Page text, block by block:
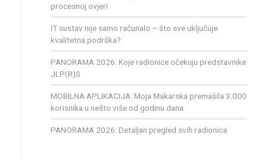
procesnoj ovjeri
IT sustav nije samo računalo – što sve uključuje
kvalitetna podrška?
PANORAMA 2026: Koje radionice očekuju predstavnike
JLP(R)S
MOBILNA APLIKACIJA: Moja Makarska premašila 3.000
korisnika u nešto više od godinu dana
PANORAMA 2026: Detaljan pregled svih radionica